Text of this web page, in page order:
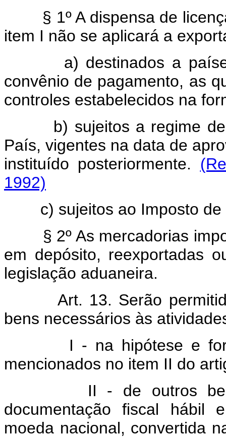
§ 1º A dispensa de
item I não se aplicará a
a) destinados a países
convênio de pagamento, as
controles estabelecidos na
b) sujeitos a regime
País, vigentes na data de
instituído posteriormente.
1992)
c) sujeitos ao Imposto de
§ 2º As mercadorias
em depósito, reexportadas
legislação aduaneira.
Art. 13. Serão
bens necessários às
I - na hipótese e forma
mencionados no item II do
II - de outros bens,
documentação fiscal hábil
moeda nacional, convertida